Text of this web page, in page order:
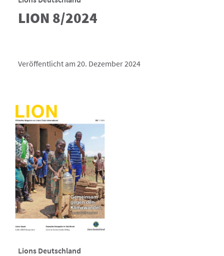
LION 8/2024
Veröffentlicht am 20. Dezember 2024
Lions Deutschland